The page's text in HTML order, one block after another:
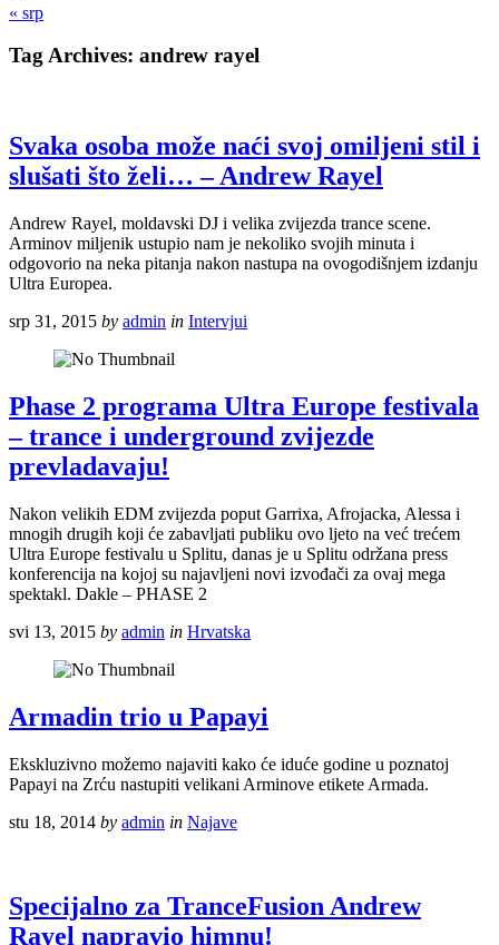
« srp
Tag Archives: andrew rayel
Svaka osoba može naći svoj omiljeni stil i
slušati što želi… – Andrew Rayel
Andrew Rayel, moldavski DJ i velika zvijezda trance scene.
Arminov miljenik ustupio nam je nekoliko svojih minuta i
odgovorio na neka pitanja nakon nastupa na ovogodišnjem izdanju
Ultra Europea.
srp 31, 2015 by admin in Intervjui
Phase 2 programa Ultra Europe festivala
– trance i underground zvijezde
prevladavaju!
Nakon velikih EDM zvijezda poput Garrixa, Afrojacka, Alessa i
mnogih drugih koji će zabavljati publiku ovo ljeto na već trećem
Ultra Europe festivalu u Splitu, danas je u Splitu održana press
konferencija na kojoj su najavljeni novi izvođači za ovaj mega
spektakl. Dakle – PHASE 2
svi 13, 2015 by admin in Hrvatska
Armadin trio u Papayi
Ekskluzivno možemo najaviti kako će iduće godine u poznatoj
Papayi na Zrću nastupiti velikani Arminove etikete Armada.
stu 18, 2014 by admin in Najave
Specijalno za TranceFusion Andrew
Rayel napravio himnu!